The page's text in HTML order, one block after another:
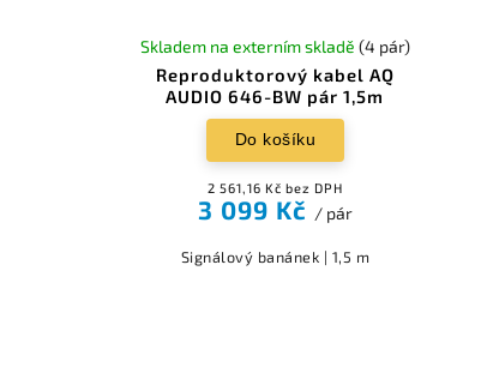
Reproduktorový kabel AQ
AUDIO 646-BW pár 1,5m
Skladem na externím skladě (4 pár)
2 561,16 Kč bez DPH
3 099 Kč / pár
Do košíku
Signálový banánek | 1,5 m